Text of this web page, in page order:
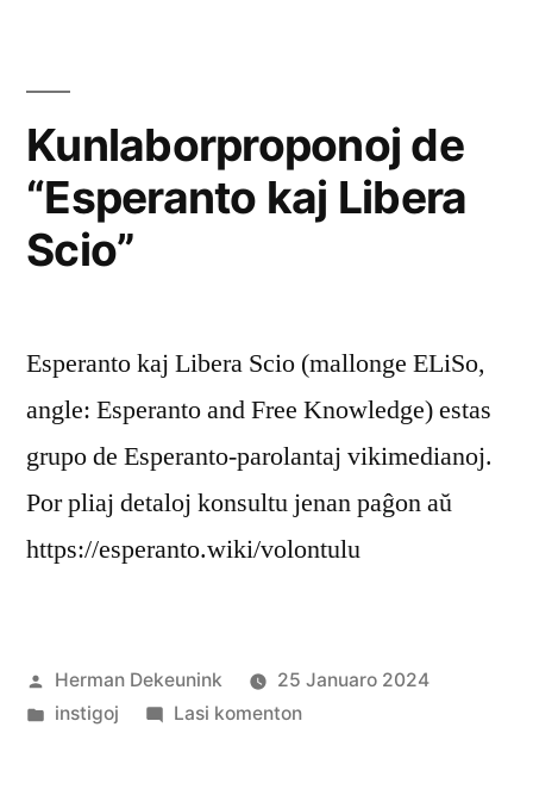
Kunlaborproponoj de
“Esperanto kaj Libera
Scio”
Esperanto kaj Libera Scio (mallonge ELiSo,
angle: Esperanto and Free Knowledge) estas
grupo de Esperanto-parolantaj vikimedianoj.
Por pliaj detaloj konsultu jenan paĝon aŭ
https://esperanto.wiki/volontulu
Afiŝita
de
Herman Dekeunink
25 Januaro 2024
Afiŝita
instigoj Lasi komentonpri